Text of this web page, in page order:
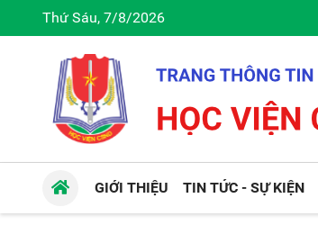
Thứ Sáu, 7/8/2026
GIỚI THIỆU TIN TỨC - SỰ KIỆN